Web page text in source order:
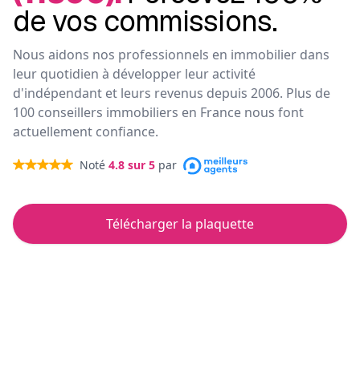
de vos commissions.
Nous aidons nos professionnels en immobilier dans
leur quotidien à développer leur activité
d'indépendant et leurs revenus depuis 2006. Plus de
100 conseillers immobiliers en France nous font
actuellement confiance.
Noté 4.8 sur 5 par
Télécharger la plaquette